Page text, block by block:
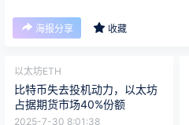
海报分享 收藏
以太坊ETH
比特币失去投机动力，以太坊
占据期货市场40%份额
2025-7-30 8:01:38